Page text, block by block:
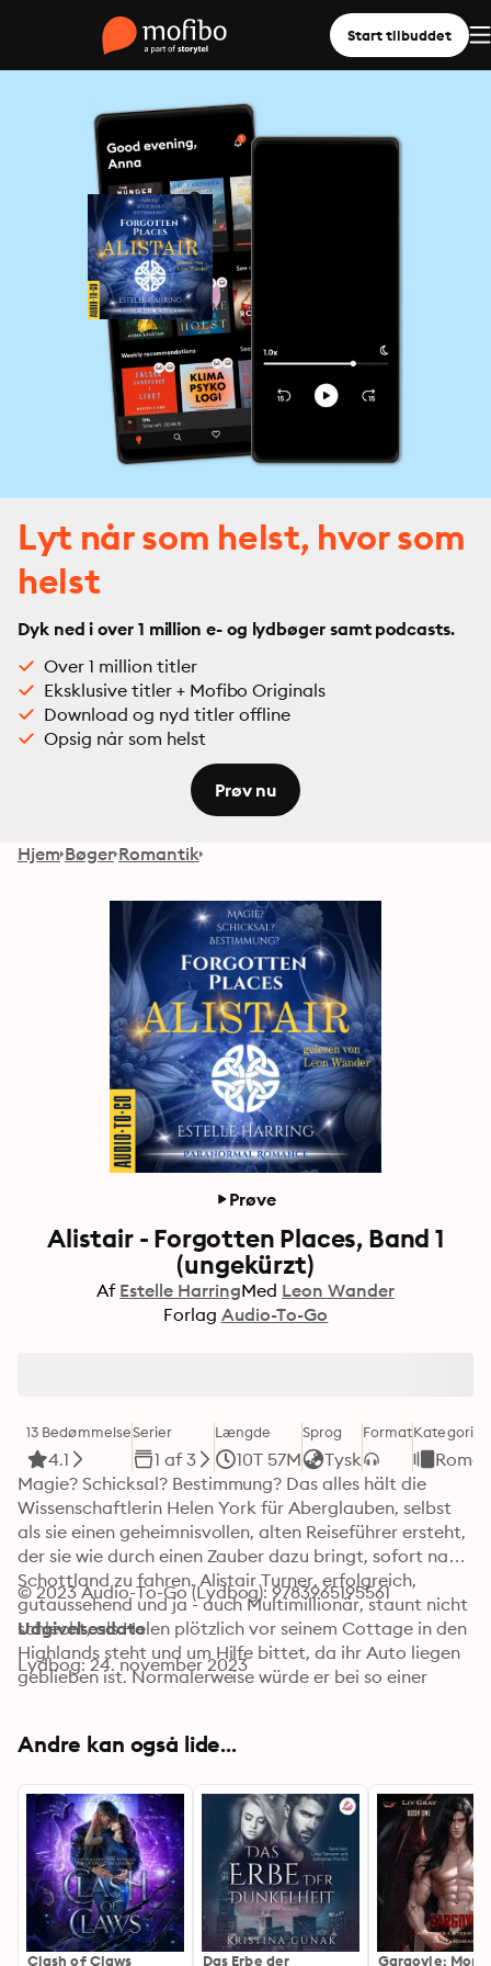
Start tilbuddet
Lyt når som helst, hvor som
helst
Dyk ned i over 1 million e- og lydbøger samt podcasts.
Over 1 million titler
Eksklusive titler + Mofibo Originals
Download og nyd titler offline
Opsig når som helst
Prøv nu
Hjem Bøger Romantik
Prøve
Alistair - Forgotten Places, Band 1
(ungekürzt)
Af Estelle HarringMed Leon Wander
Forlag Audio-To-Go
13 Bedømmelse
4.1
Serier
1 af 3
Længde
10T 57M
Sprog
Tysk
FormatKategori
Magie? Schicksal? Bestimmung? Das alles hält die
Wissenschaftlerin Helen York für Aberglauben, selbst
als sie einen geheimnisvollen, alten Reiseführer ersteht,
der sie wie durch einen Zauber dazu bringt, sofort nach
Schottland zu fahren. Alistair Turner, erfolgreich,
gutaussehend und ja - auch Multimillionär, staunt nicht
schlecht, als Helen plötzlich vor seinem Cottage in den
Highlands steht und um Hilfe bittet, da ihr Auto liegen
geblieben ist. Normalerweise würde er bei so einer
er sich allein auf sein Land zurückgezogen hat und
unhöflichen Verhalten stößt er Helen vor den Kopf,
aber dass er sich darüber hinaus noch als arroganter
Mistkerl entpuppt, setzt dem Ganzen die Krone auf.
Zurück in London versucht Helen keinen Gedanken
mehr an Alistair zu verschwenden, doch das Schicksal
ist anderer Meinung. Ihre Wege kreuzen sich erneut.
Etwas scheint sie miteinander zu verbinden und die
© 2023 Audio-To-Go (Lydbog): 9783965195561
Udgivelsesdato
Lydbog: 24. november 2023
Andre kan også lide...
Clash of Claws
Das Erbe der
Gargoyle: